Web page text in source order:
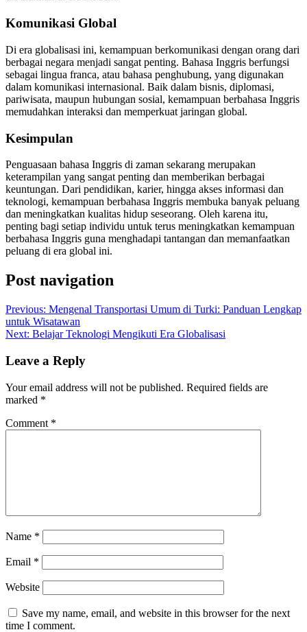
Komunikasi Global
Di era globalisasi ini, kemampuan berkomunikasi dengan orang dari
berbagai negara menjadi sangat penting. Bahasa Inggris berfungsi
sebagai lingua franca, atau bahasa penghubung, yang digunakan
dalam komunikasi internasional. Baik dalam bisnis, diplomasi,
pariwisata, maupun hubungan sosial, kemampuan berbahasa Inggris
memudahkan interaksi dan memperkuat jaringan global.
Kesimpulan
Penguasaan bahasa Inggris di zaman sekarang merupakan
keterampilan yang sangat penting dan memberikan berbagai
keuntungan. Dari pendidikan, karier, hingga akses informasi dan
teknologi, kemampuan berbahasa Inggris membuka banyak peluang
dan meningkatkan kualitas hidup seseorang. Oleh karena itu,
penting bagi setiap individu untuk terus meningkatkan kemampuan
berbahasa Inggris guna menghadapi tantangan dan memanfaatkan
peluang di era global ini.
Post navigation
Previous: Mengenal Transportasi Umum di Turki: Panduan Lengkap
untuk Wisatawan
Next: Belajar Teknologi Mengikuti Era Globalisasi
Leave a Reply
Your email address will not be published. Required fields are
marked *
Comment *
Name *
Email *
Website
Save my name, email, and website in this browser for the next
time I comment.